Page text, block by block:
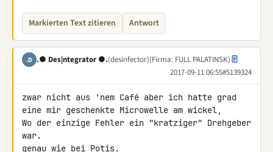
Markierten Text zitieren Antwort
.D .● Des|ntegrator ●.(desinfector)(Firma: FULL PALATINSK)
2017-09-11 06:55#5139324
zwar nicht aus 'nem Café aber ich hatte grad
eine mir geschenkte Microwelle am wickel,
Wo der einzige Fehler ein "kratziger" Drehgeber
war.
genau wie bei Potis.